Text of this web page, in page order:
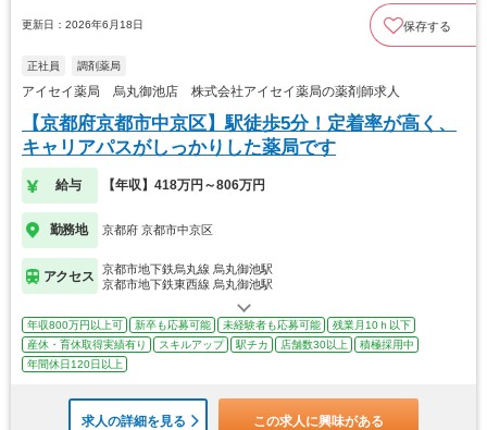
更新日：2026年6月18日 保存する
正社員 調剤薬局
アイセイ薬局 烏丸御池店 株式会社アイセイ薬局の薬剤師求人
【京都府京都市中京区】駅徒歩5分！定着率が高く、
キャリアパスがしっかりした薬局です
給与 【年収】418万円～806万円
勤務地 京都府 京都市中京区
アクセス
京都市地下鉄烏丸線 烏丸御池駅
京都市地下鉄東西線 烏丸御池駅
年収800万円以上可 新卒も応募可能 未経験者も応募可能
残業月10ｈ以下
産休・育休取得実績有り
スキルアップ 駅チカ 店舗数30以上
積極採用中
年間休日120日以上
求人の詳細を見る この求人に興味がある